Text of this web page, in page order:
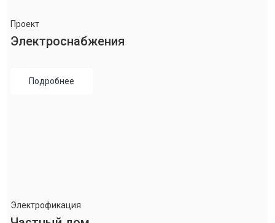
Проект
Электроснабжения
Подробнее
Электрофикация